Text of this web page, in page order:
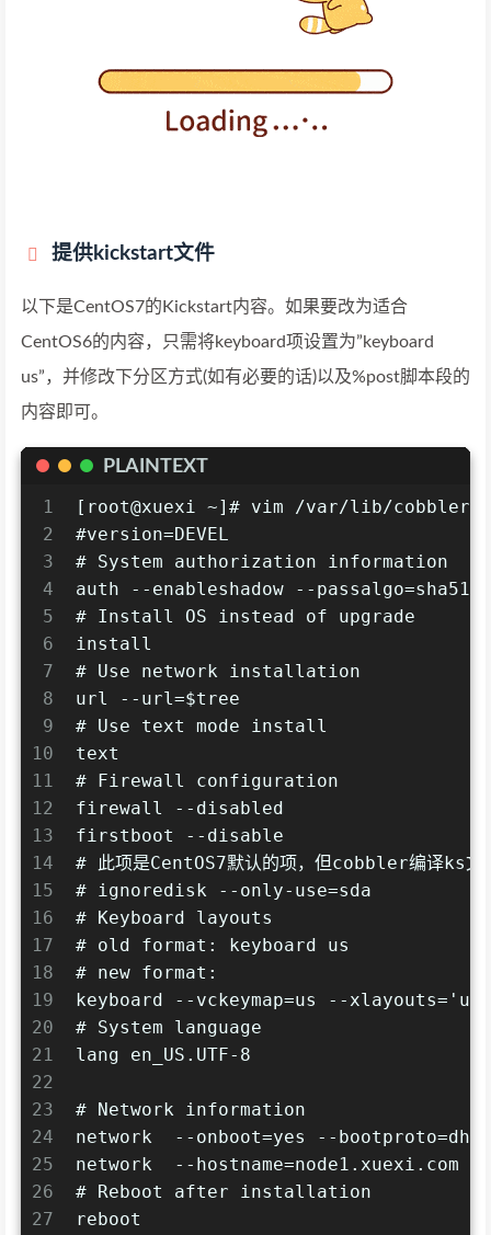
提供kickstart文件
以下是CentOS7的Kickstart内容。如果要改为适合
CentOS6的内容，只需将keyboard项设置为”keyboard
us”，并修改下分区方式(如有必要的话)以及%post脚本段的
内容即可。
PLAINTEXT
1
2
3
4
5
6
7
8
9
10
11
12
13
14
15
16
17
18
19
20
21
22
23
24
25
26
27
[root@xuexi ~]# vim /var/lib/cobbler/
#version=DEVEL
# System authorization information
auth --enableshadow --passalgo=sha512
# Install OS instead of upgrade
install
# Use network installation
url --url=$tree
# Use text mode install
text
# Firewall configuration
firewall --disabled
firstboot --disable
# 此项是CentOS7默认的项，但cobbler编译ks文
# ignoredisk --only-use=sda
# Keyboard layouts
# old format: keyboard us
# new format:
keyboard --vckeymap=us --xlayouts='us'
# System language
lang en_US.UTF-8
# Network information
network  --onboot=yes --
network  --hostname=node1.xuexi.com
# Reboot after installation
reboot